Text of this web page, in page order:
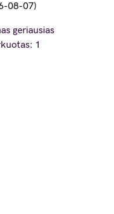
08-07
geriausias
1